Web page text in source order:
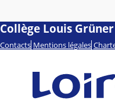
Collège Louis Grüner
Contacts Mentions légales